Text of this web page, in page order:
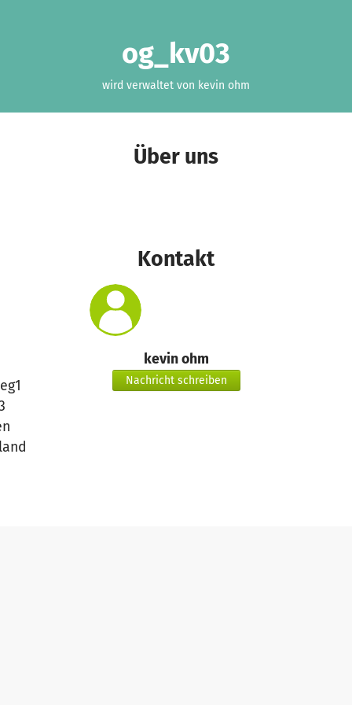
og_kv03
wird verwaltet von kevin ohm
Über uns
Kontakt
kevin ohm
Nachricht schreiben